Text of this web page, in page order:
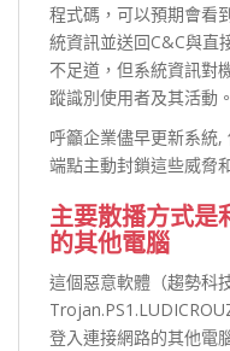
程式碼，可以預期會看
統資訊並送回C&C與直
不足道，但系統資訊對
蹤識別使用者及其活動。
呼籲企業儘早更新系統
端點主動封鎖這些威脅
主要散播方式是
的其他電腦
這個惡意軟體（趨勢科
登入連接網路的其他電